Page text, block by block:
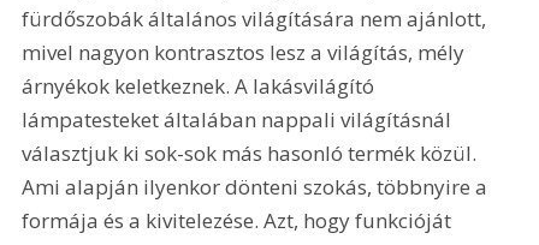
fürdőszobák általános világítására nem ajánlott,
mivel nagyon kontrasztos lesz a világítás, mély
árnyékok keletkeznek. A lakásvilágító
lámpatesteket általában nappali világításnál
választjuk ki sok-sok más hasonló termék közül.
Ami alapján ilyenkor dönteni szokás, többnyire a
formája és a kivitelezése. Azt, hogy funkcióját